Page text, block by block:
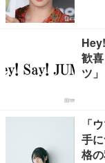
歓
ツ
「
手
格